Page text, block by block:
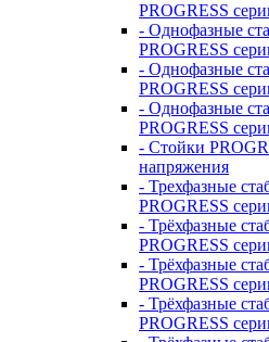
PROGRESS
- Однофазные
PROGRESS
- Однофазные
PROGRESS
- Однофазные
PROGRESS
- Стойки
напряжения
- Трехфазные
PROGRESS
- Трёхфазные
PROGRESS
- Трёхфазные
PROGRESS
- Трёхфазные
PROGRESS